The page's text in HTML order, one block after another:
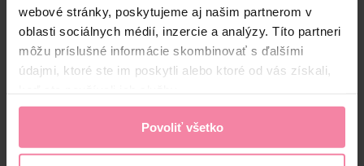
webové stránky, poskytujeme aj našim partnerom v
oblasti sociálnych médií, inzercie a analýzy. Títo partneri
môžu príslušné informácie skombinovať s ďalšími
údajmi, ktoré ste im poskytli alebo ktoré od vás získali,
Povoliť všetko